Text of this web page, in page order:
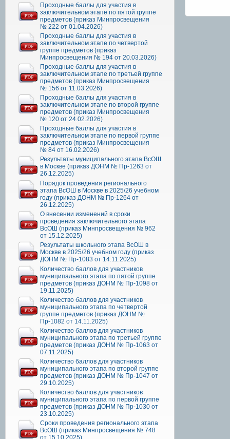
Проходные баллы для участия в
заключительном этапе по пятой группе
предметов (приказ Минпросвещения
№ 222 от 01.04.2026)
Проходные баллы для участия в
заключительном этапе по четвертой
группе предметов (приказ
Минпросвещения № 194 от 20.03.2026)
Проходные баллы для участия в
заключительном этапе по третьей группе
предметов (приказ Минпросвещения
№ 156 от 11.03.2026)
Проходные баллы для участия в
заключительном этапе по второй группе
предметов (приказ Минпросвещения
№ 120 от 24.02.2026)
Проходные баллы для участия в
заключительном этапе по первой группе
предметов (приказ Минпросвещения
№ 84 от 16.02.2026)
Результаты муниципального этапа ВсОШ
в Москве (приказ ДОНМ № Пр-1263 от
26.12.2025)
Порядок проведения регионального
этапа ВсОШ в Москве в 2025/26 учебном
году (приказ ДОНМ № Пр-1264 от
26.12.2025)
О внесении изменений в сроки
проведения заключительного этапа
ВсОШ (приказ Минпросвещения № 962
от 15.12.2025)
Результаты школьного этапа ВсОШ в
Москве в 2025/26 учебном году (приказ
ДОНМ № Пр-1083 от 14.11.2025)
Количество баллов для участников
муниципального этапа по пятой группе
предметов (приказ ДОНМ № Пр-1098 от
19.11.2025)
Количество баллов для участников
муниципального этапа по четвертой
группе предметов (приказ ДОНМ №
Пр-1082 от 14.11.2025)
Количество баллов для участников
муниципального этапа по третьей группе
предметов (приказ ДОНМ № Пр-1063 от
07.11.2025)
Количество баллов для участников
муниципального этапа по второй группе
предметов (приказ ДОНМ № Пр-1047 от
29.10.2025)
Количество баллов для участников
муниципального этапа по первой группе
предметов (приказ ДОНМ № Пр-1030 от
23.10.2025)
Сроки проведения регионального этапа
ВсОШ (приказ Минпросвещения № 748
от 15.10.2025)